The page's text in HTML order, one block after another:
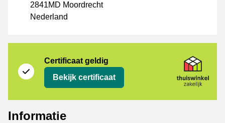
2841MD Moordrecht
Nederland
Certificaat geldig
Bekijk certificaat
Informatie